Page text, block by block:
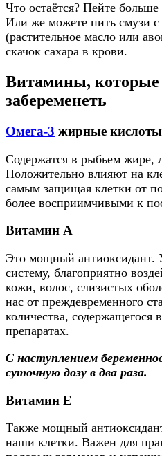
Что остаётся? Пейте
Или же можете пить смузи
(растительное масло или
скачок сахара в крови.
Витамины, которые
забеременеть
Омега-3 жирные кислоты
Содержатся в рыбьем жире,
Положительно влияют на
самым защищая клетки от
более восприимчивыми к
Витамин А
Это мощный антиоксидант.
систему, благоприятно
кожи, волос, слизистых
нас от преждевременного
количества, содержащегося
препаратах.
С наступлением
суточную дозу в два раза.
Витамин Е
Также мощный
наши клетки. Важен для